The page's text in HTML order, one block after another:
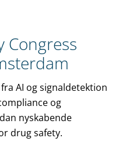
Congress
AI og signaldetektion
og
nyskabende
drug safety.